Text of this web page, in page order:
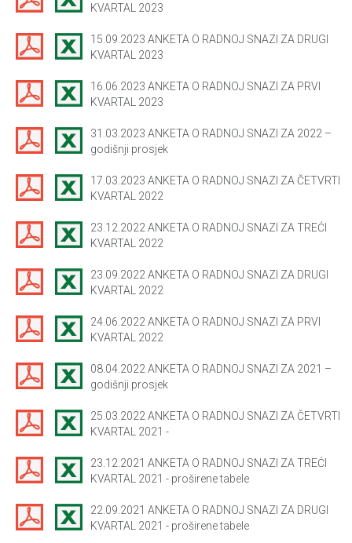
KVARTAL 2023
15.09.2023 ANKETA O RADNOJ SNAZI ZA DRUGI
KVARTAL 2023
16.06.2023 ANKETA O RADNOJ SNAZI ZA PRVI
KVARTAL 2023
31.03.2023 ANKETA O RADNOJ SNAZI ZA 2022 –
godišnji prosjek
17.03.2023 ANKETA O RADNOJ SNAZI ZA ČETVRTI
KVARTAL 2022
23.12.2022 ANKETA O RADNOJ SNAZI ZA TREĆI
KVARTAL 2022
23.09.2022 ANKETA O RADNOJ SNAZI ZA DRUGI
KVARTAL 2022
24.06.2022 ANKETA O RADNOJ SNAZI ZA PRVI
KVARTAL 2022
08.04.2022 ANKETA O RADNOJ SNAZI ZA 2021 –
godišnji prosjek
25.03.2022 ANKETA O RADNOJ SNAZI ZA ČETVRTI
KVARTAL 2021 -
23.12.2021 ANKETA O RADNOJ SNAZI ZA TREĆI
KVARTAL 2021 - proširene tabele
22.09.2021 ANKETA O RADNOJ SNAZI ZA DRUGI
KVARTAL 2021 - proširene tabele